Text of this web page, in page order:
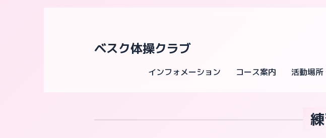
ベスク体操クラブ
インフォメーション コース案内 活動場所